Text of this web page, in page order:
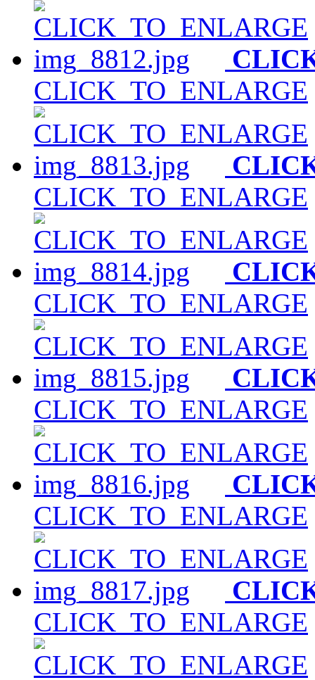
CLICK_TO_ENLARGE
CLICK_TO_ENLARGE
CLICK_TO_ENLARGE
CLICK_TO_ENLARGE
CLICK_TO_ENLARGE
CLICK_TO_ENLARGE